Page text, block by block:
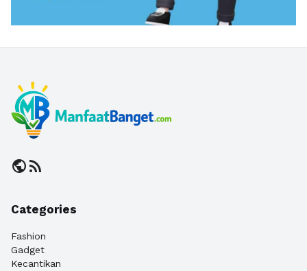
publicrss_feed
Categories
Fashion
Gadget
Kecantikan